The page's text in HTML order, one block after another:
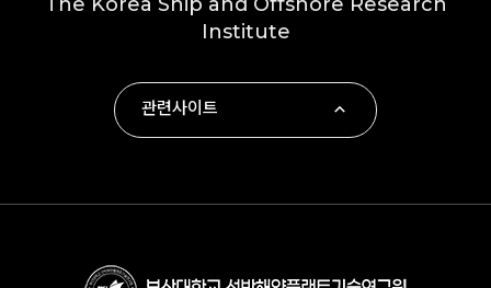
Institute
관련사이트